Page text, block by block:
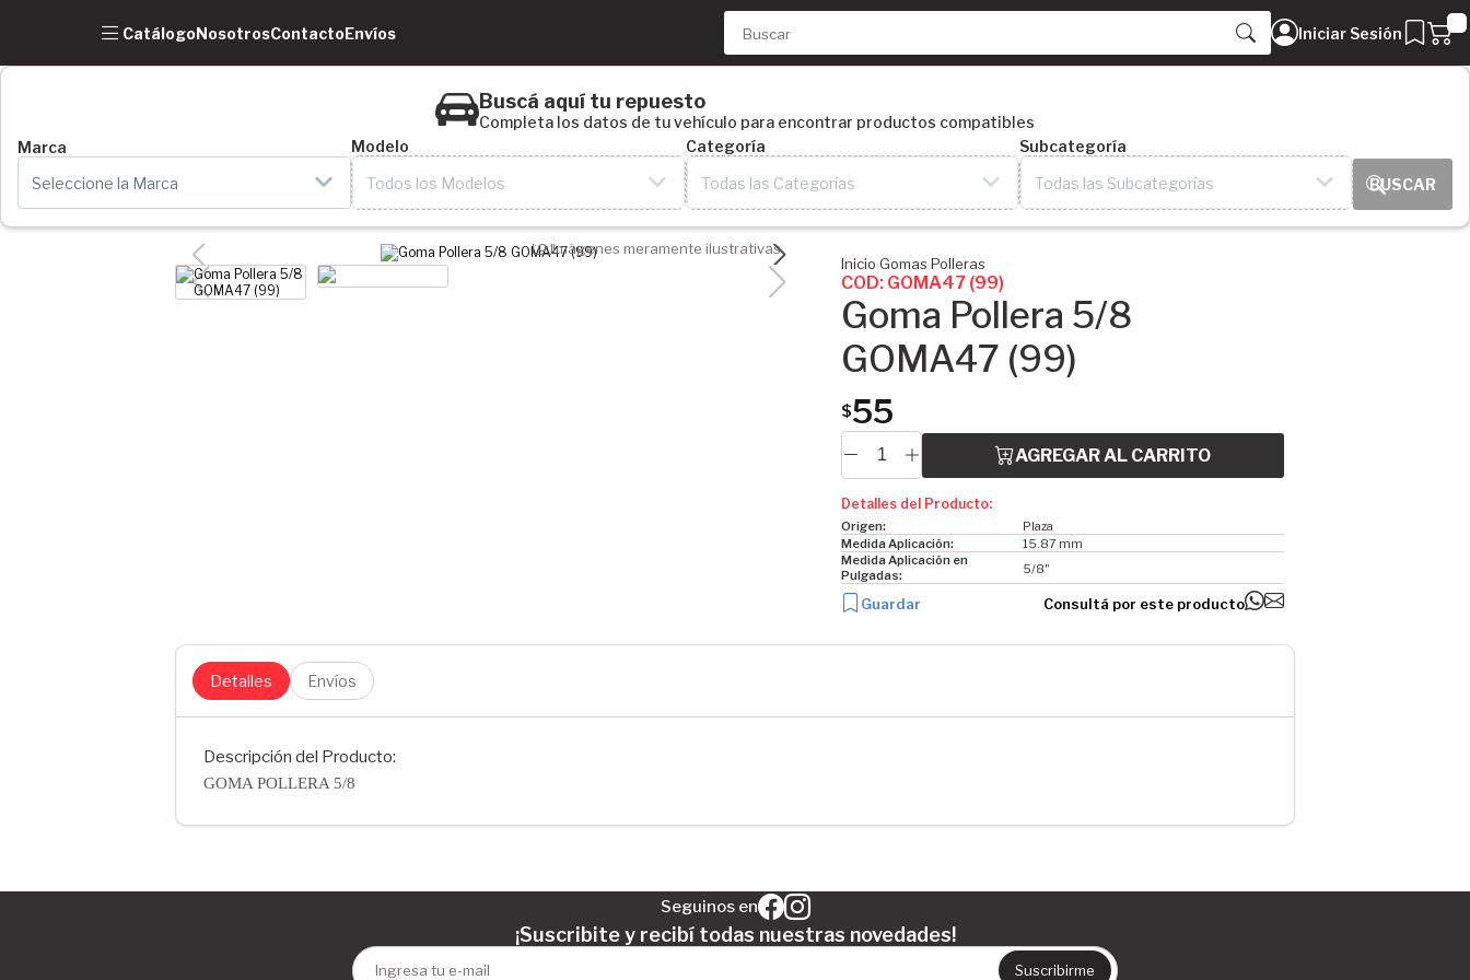
CatálogoNosotrosContactoEnvíos Iniciar Sesión
Buscá aquí tu repuesto
Completa los datos de tu vehículo para encontrar productos compatibles
Marca
Seleccione la Marca
Modelo
Todos los Modelos
Categoría
Todas las Categorías
Subcategoría
Todas las Subcategorías
Imágenes meramente ilustrativas
Inicio Gomas Polleras
COD: GOMA47 (99)
Goma Pollera 5/8
GOMA47 (99)
$55
AGREGAR AL CARRITO
Detalles del Producto:
Origen:
Plaza
Medida Aplicación:
15.87 mm
Medida Aplicación en
Pulgadas:
5/8"
Guardar Consultá por este producto
Detalles Envíos
Descripción del Producto:
GOMA POLLERA 5/8
Seguinos en
¡Suscribite y recibí todas nuestras novedades!
Suscribirme